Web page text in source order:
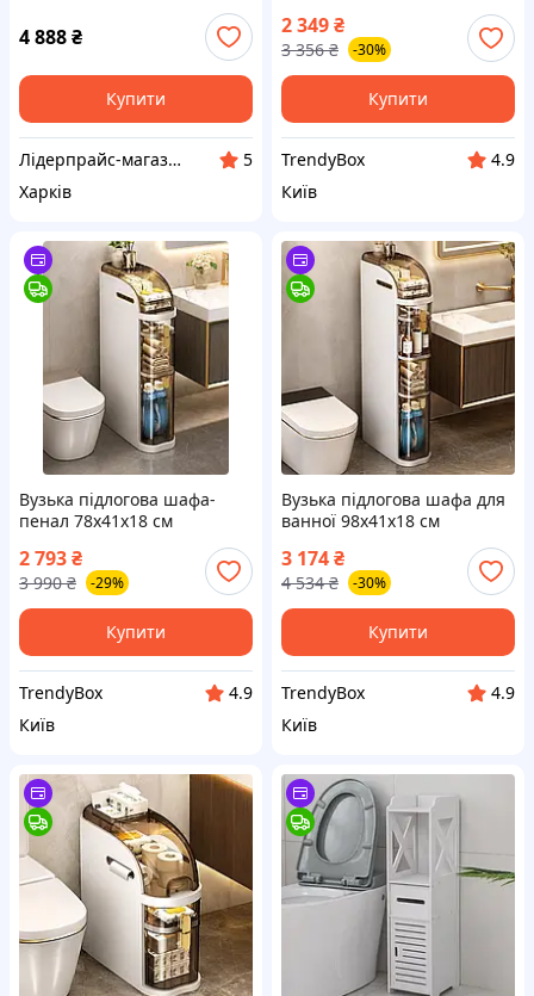
4 888₴
Купити
Лідерпрайс-магазин товарів для дому, здоров'я, спорту та відпочинку №1. Liderprice.uaprom.net
5
Харків
колесах комод для туалету
та кухні
2 349₴
3 356 ₴ -30%
Купити
TrendyBox
4.9
Київ
Вузька підлогова шафа-
пенал 78х41х18 см
пластиковий органайзер на
коліщатках для ванної
кімнати туалету кухні
2 793₴
3 990 ₴ -29%
Купити
TrendyBox
4.9
Київ
Вузька підлогова шафа для
ванної 98х41х18 см
коліщатках органайзер для
ванної кімнати
3 174₴
4 534 ₴ -30%
Купити
TrendyBox
4.9
Київ